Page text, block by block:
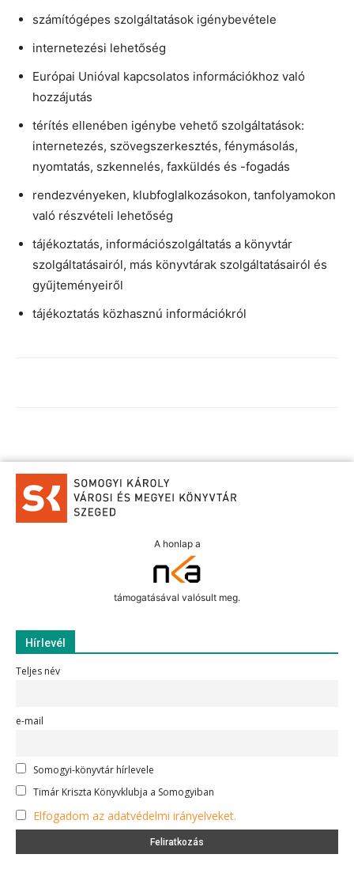
számítógépes szolgáltatások igénybevétele
internetezési lehetőség
Európai Unióval kapcsolatos információkhoz való
hozzájutás
térítés ellenében igénybe vehető szolgáltatások:
internetezés, szövegszerkesztés, fénymásolás,
nyomtatás, szkennelés, faxküldés és -fogadás
rendezvényeken, klubfoglalkozásokon, tanfolyamokon
való részvételi lehetőség
tájékoztatás, információszolgáltatás a könyvtár
szolgáltatásairól, más könyvtárak szolgáltatásairól és
gyűjteményeiről
tájékoztatás közhasznú információkról
A honlap a
támogatásával valósult meg.
Hírlevél
Teljes név
e-mail
Somogyi-könyvtár hírlevele
Timár Kriszta Könyvklubja a Somogyiban
Elfogadom az adatvédelmi irányelveket.